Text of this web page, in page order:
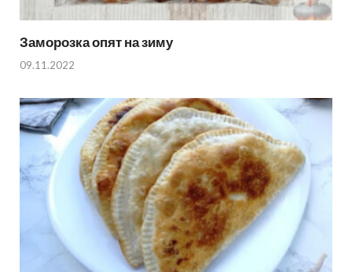
Заморозка опят на зиму
09.11.2022